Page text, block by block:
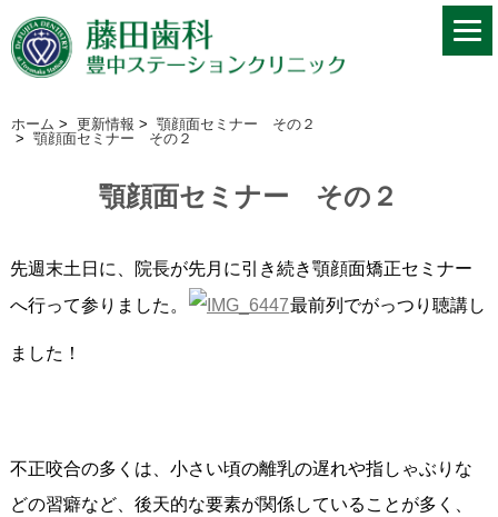
ホーム > 更新情報 > 顎顔面セミナー その２
> 顎顔面セミナー その２
顎顔面セミナー その２
先週末土日に、院長が先月に引き続き顎顔面矯正セミナー
へ行って参りました。
最前列でがっつり聴講し
ました！
不正咬合の多くは、小さい頃の離乳の遅れや指しゃぶりな
どの習癖など、後天的な要素が関係していることが多く、